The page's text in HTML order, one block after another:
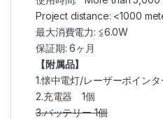
Project distance: <1000
最大消費電力: ≦6.0W
保証期: 6ヶ月
【附属品】
1.懐中電灯/レーザーポイン
2.充電器 1個
3.バッテリー 1個